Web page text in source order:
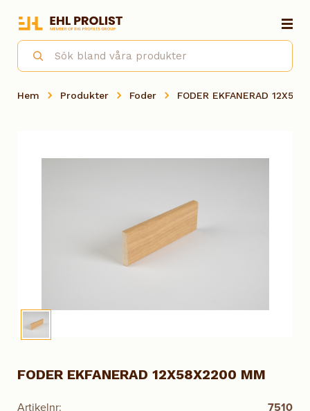
Hem Produkter Foder FODER EKFANERAD
Artikelnr:
7510
FODER EKFANERAD 12X58X2200 MM